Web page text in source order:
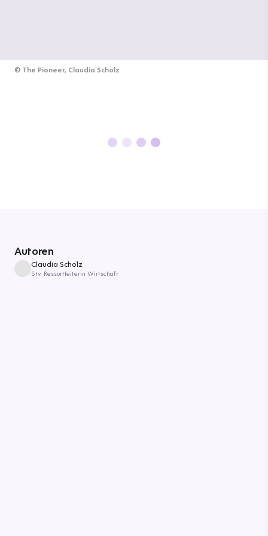
© The Pioneer, Claudia Scholz
Autoren
Claudia Scholz
Stv. Ressortleiterin Wirtschaft